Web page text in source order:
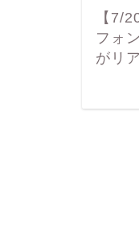
【7/
フォ
がリ